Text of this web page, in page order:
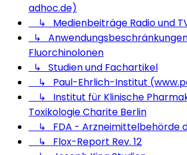
adhoc.de)
↳ Medienbeiträge Radio und
↳
Fluorchinolonen
↳ Studien und Fachartikel
↳ Paul-Ehrlich-Institut
↳ Institut für Klinische
Toxikologie Charite Berlin
↳ FDA - Arzneimittelbehörde
↳ Flox-Report Rev. 12